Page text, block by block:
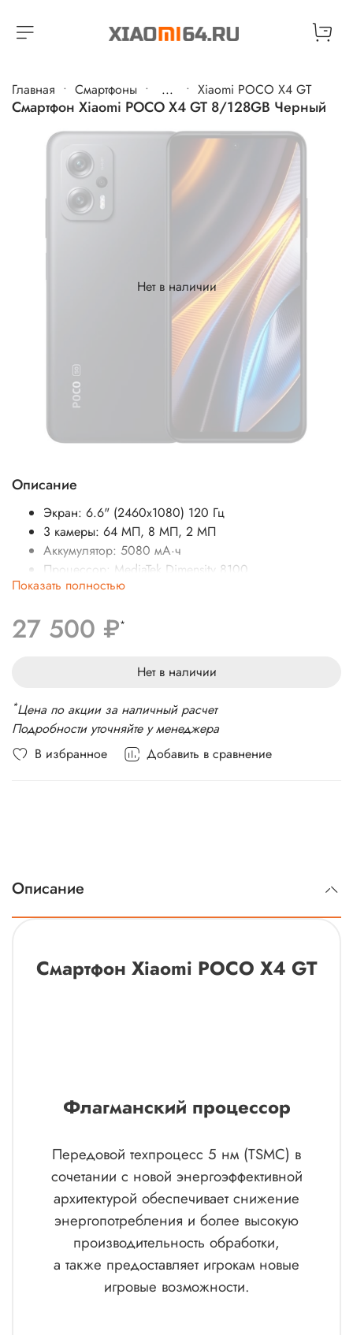
Главная Cмартфоны ... Xiaomi POCO X4 GT
Смартфон Xiaomi POCO X4 GT 8/128GB Черный
В избранное Добавить в сравнение
Нет в наличии
Описание
Экран: 6.6" (2460x1080) 120 Гц
3 камеры: 64 МП, 8 МП, 2 МП
Аккумулятор: 5080 мА·ч
Процессор: MediaTek Dimensity 8100
SIM-карты: 2 (nano SIM)
Беспроводные интерфейсы: NFC, Bluetooth, Wi-Fi
Стандарт связи: 4G LTE, 5G, 3G
Показать полностью
27 500 ₽*
Нет в наличии
*Цена по акции за наличный расчет
Подробности уточняйте у менеджера
Описание
Смартфон Xiaomi POCO X4 GT
Флагманский процессор
Передовой техпроцесс 5 нм (TSMC) в
сочетании с новой энергоэффективной
архитектурой обеспечивает снижение
энергопотребления и более высокую
производительность обработки,
а также предоставляет игрокам новые
игровые возможности.